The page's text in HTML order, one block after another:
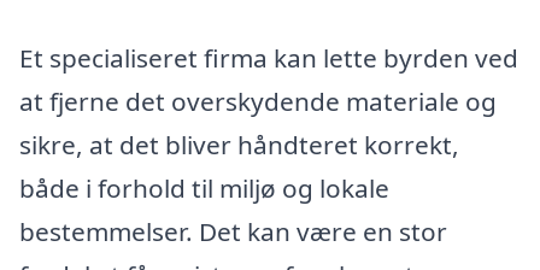
Et specialiseret firma kan lette byrden ved
at fjerne det overskydende materiale og
sikre, at det bliver håndteret korrekt,
både i forhold til miljø og lokale
bestemmelser. Det kan være en stor